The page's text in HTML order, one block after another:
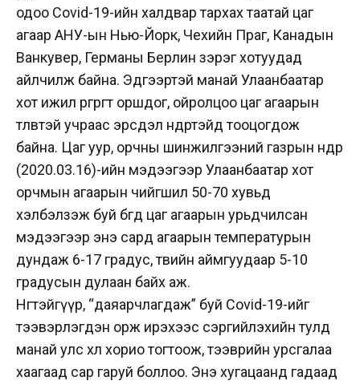
одоо Covid-19-ийн халдвар тархах таатай цаг
агаар АНУ-ын Нью-Йорк, Чехийн Праг, Канадын
Ванкувер, Германы Берлин зэрэг хотуудад
айлчилж байна. Эдгээртэй манай Улаанбаатар
хот ижил өргөрөгт оршдог, ойролцоо цаг агаарын
төлөвтэй учраас эрсдэл өндөртэйд тооцогдож
байна. Цаг уур, орчны шинжилгээний газрын өнөөдөр
(2020.03.16)-ийн мэдээгээр Улаанбаатар хот
орчмын агаарын чийгшил 50-70 хувьд
хэлбэлзэж буй бөгөөд цаг агаарын урьдчилсан
мэдээгээр энэ сард агаарын температурын
дундаж 6-17 градус, төвийн аймгуудаар 5-10
градусын дулаан байх аж.
Нөгөөтэйгүүр, “даяарчлагдаж” буй Covid-19-ийг
тээвэрлэгдэн орж ирэхээс сэргийлэхийн тулд
манай улс хөл хорио тогтоож, тээврийн урсгалаа
хаагаад сар гаруй боллоо. Энэ хугацаанд гадаад